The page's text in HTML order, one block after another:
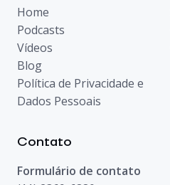
Home
Podcasts
Vídeos
Blog
Política de Privacidade e
Dados Pessoais
Contato
Formulário de contato